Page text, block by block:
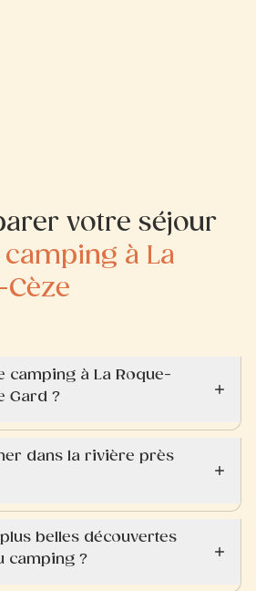
votre séjour
camping à La
camping à La Roque-
Gard ?
dans la rivière près
belles découvertes
camping ?